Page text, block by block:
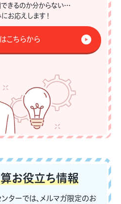
きるのか分からない…
お応えします！
こちらから
お役立ち情報
ターでは、メルマガ限定のお